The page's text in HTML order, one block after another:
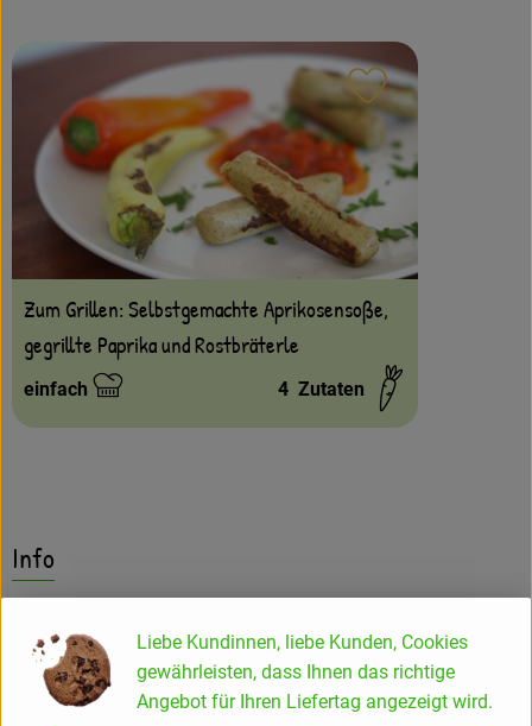
Zum Grillen: Selbstgemachte Aprikosensoße,
gegrillte Paprika und Rostbräterle
Schwierigkeit:
einfach 4 Zutaten
Rezept zu
Info
Produktinformationen
Liebe Kundinnen, liebe Kunden, Cookies
gewährleisten, dass Ihnen das richtige
Angebot für Ihren Liefertag angezeigt wird.